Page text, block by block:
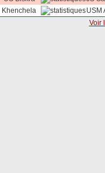
Khenchela
USM
Voir